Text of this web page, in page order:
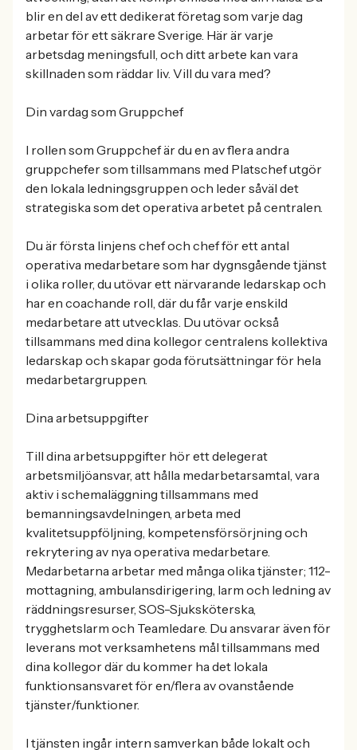
blir en del av ett dedikerat företag som varje dag
arbetar för ett säkrare Sverige. Här är varje
arbetsdag meningsfull, och ditt arbete kan vara
skillnaden som räddar liv. Vill du vara med?
Din vardag som Gruppchef
I rollen som Gruppchef är du en av flera andra
gruppchefer som tillsammans med Platschef utgör
den lokala ledningsgruppen och leder såväl det
strategiska som det operativa arbetet på centralen.
Du är första linjens chef och chef för ett antal
operativa medarbetare som har dygnsgående tjänst
i olika roller, du utövar ett närvarande ledarskap och
har en coachande roll, där du får varje enskild
medarbetare att utvecklas. Du utövar också
tillsammans med dina kollegor centralens kollektiva
ledarskap och skapar goda förutsättningar för hela
medarbetargruppen.
Dina arbetsuppgifter
Till dina arbetsuppgifter hör ett delegerat
arbetsmiljöansvar, att hålla medarbetarsamtal, vara
aktiv i schemaläggning tillsammans med
bemanningsavdelningen, arbeta med
kvalitetsuppföljning, kompetensförsörjning och
rekrytering av nya operativa medarbetare.
Medarbetarna arbetar med många olika tjänster; 112-
mottagning, ambulansdirigering, larm och ledning av
räddningsresurser, SOS-Sjuksköterska,
trygghetslarm och Teamledare. Du ansvarar även för
leverans mot verksamhetens mål tillsammans med
dina kollegor där du kommer ha det lokala
funktionsansvaret för en/flera av ovanstående
tjänster/funktioner.
I tjänsten ingår intern samverkan både lokalt och